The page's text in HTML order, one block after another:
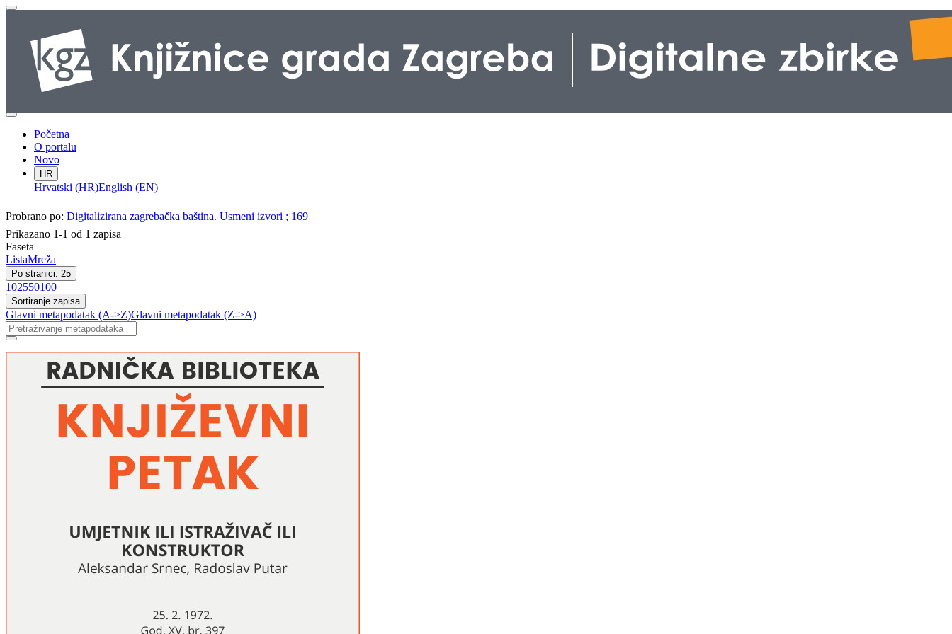
Početna
O portalu
Novo
HR
Hrvatski (HR)English (EN)
Probrano po: Digitalizirana zagrebačka baština. Usmeni izvori ; 169
Prikazano 1-1 od 1 zapisa
Faseta
ListaMreža
Po stranici: 25
102550100
Sortiranje zapisa
Glavni metapodatak (A->Z)Glavni metapodatak (Z->A)